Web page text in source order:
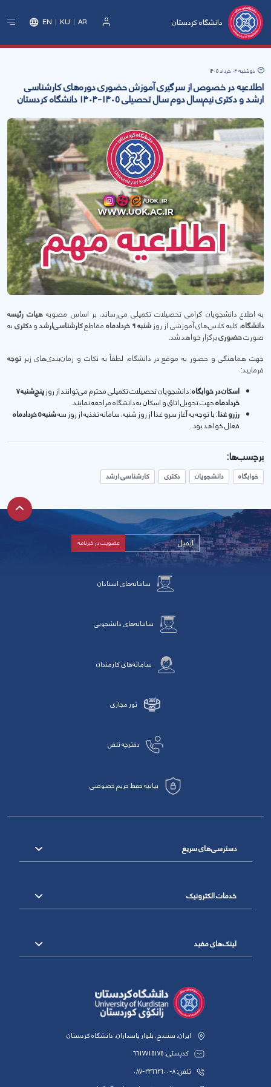
دانشگاه کردستان EN KU AR
دوشنبه 04 خرداد 1405
اطلاعیه در خصوص از سرگیری آموزش حضوری دوره‌های کارشناسی
ارشد و دکتری نیم‌سال دوم سال تحصیلی ۱۴۰۵-۱۴۰۴ دانشگاه کردستان
به اطلاع دانشجویان گرامی تحصیلات تکمیلی می‌رساند، بر اساس مصوبه هیات رئیسه
دانشگاه، کلیه کلاس‌های آموزشی از روزشنبه ۹ خردادماه مقاطعکارشناسی‌ارشدودکتریبه
صورتحضوریبرگزار خواهد شد.
جهت هماهنگی و حضور به موقع در دانشگاه، لطفاً به نکات و زمان‌بندی‌های زیر توجه
فرمایید:
اسکان در خوابگاه: دانشجویان تحصیلات تکمیلی محترم می‌توانند از روز
پنج‌شنبه ۷
خردادماهجهت تحویل اتاق و اسکان به دانشگاه مراجعه نمایند.
رزرو غذا: با توجه به آغاز سرو غذا از روز شنبه، سامانه تغذیه از روز سهشنبه ۵ خردادماه
فعال خواهد بود.
برچسب‌ها:
خوابگاه دانشجویان دکتری کارشناسی ارشد
سامانه‌های استادان
سامانه‌های دانشجویی
سامانه‌های کارمندان
تور مجازی
دفترچه تلفن
بیانیه حفظ حریم خصوصی
دسترسی‌های سریع
خدمات الکترونیک
لینک‌های مفید
ایران، سنندج، بلوار پاسداران، دانشگاه کردستان
کدپستی: 6617715175
تلفن: 8-33664600-087